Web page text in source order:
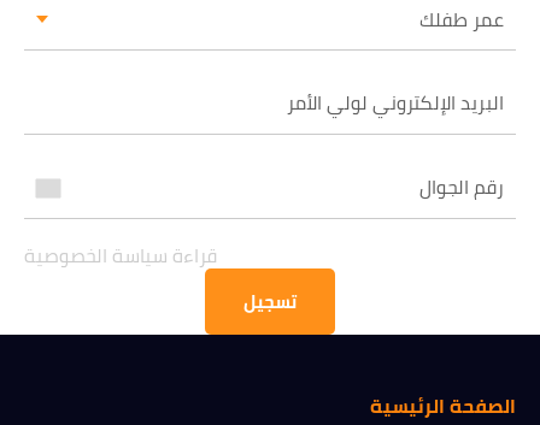
عمر طفلك
قراءة سياسة الخصوصية
تسجيل
الصفحة الرئيسية
رقم الهاتف الجوال
قراءة سياسة الخصوصية
الحصول على المعلومات